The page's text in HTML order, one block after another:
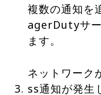
複数の通知を
agerDutyサ
ます。
ネットワーク
ss通知が発生